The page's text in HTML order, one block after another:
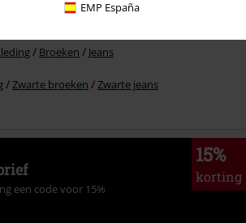
EMP España
Broeken Jeans
Zwarte broeken Zwarte jeans
15%
korting
een code voor 15%